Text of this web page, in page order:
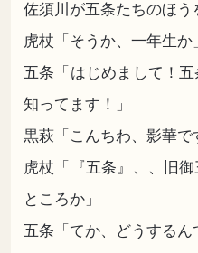
佐須川が五条たちのほう
虎杖「そうか、一年生か
五条「はじめまして！
知ってます！」
黒萩「こんちわ、影華で
虎杖「『五条』、、旧
ところか」
五条「てか、どうするん